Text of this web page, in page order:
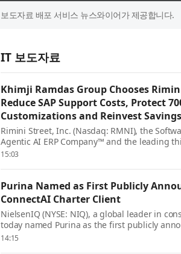
보도자료 배포 서비스 뉴스와이어가 제공합니다.
IT 보도자료
Khimji Ramdas Group Chooses
Reduce SAP Support Costs, Protect
Customizations and Reinvest
Rimini Street, Inc. (Nasdaq: RMNI), the
Agentic AI ERP Company™ and the leading
provider for Oracle, SAP and VMware
15:03
Purina Named as First Publicly
ConnectAI Charter Client
NielsenIQ (NYSE: NIQ), a global leader in
today named Purina as the first publicly
ConnectAI Charter Program. The
14:15